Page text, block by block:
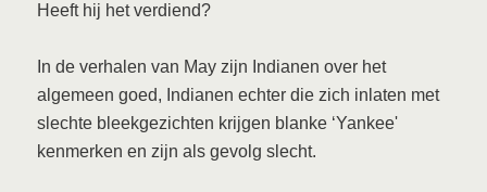
Heeft hij het verdiend?
In de verhalen van May zijn Indianen over het
algemeen goed, Indianen echter die zich inlaten met
slechte bleekgezichten krijgen blanke ‘Yankee'
kenmerken en zijn als gevolg slecht.